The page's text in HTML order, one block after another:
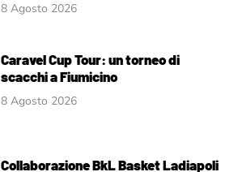
8 Agosto 2026
Caravel Cup Tour: un torneo di
scacchi a Fiumicino
8 Agosto 2026
Collaborazione BkL Basket Ladiapoli